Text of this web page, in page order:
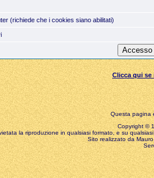
(richiede che i cookies siano abilitati)
Clicca qui se
Questa pagina
Copyright ©
la riproduzione in qualsiasi formato, e su
Sito realizzato da